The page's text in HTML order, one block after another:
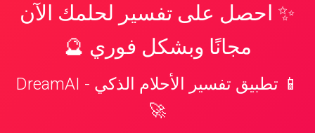
✨ احصل على تفسير لحلمك الآن
مجانًا وبشكل فوري 🔮
📱 تطبيق تفسير الأحلام الذكي - DreamAI
🚀